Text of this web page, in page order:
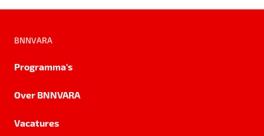
BNNVARA
Programma's
Over BNNVARA
Vacatures